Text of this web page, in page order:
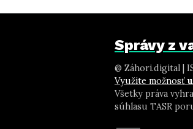
Správy z
@ Záhori.digital |
Využite možnosť
Všetky práva
súhlasu TASR